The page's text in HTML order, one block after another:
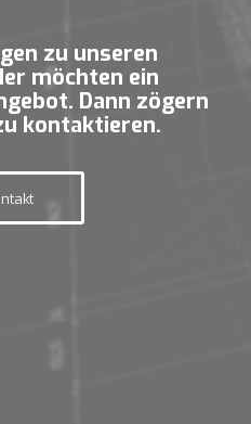
zu unseren
möchten ein
Dann zögern
kontaktieren.